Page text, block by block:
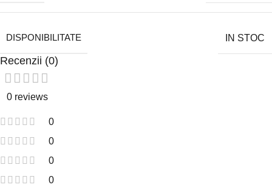
DISPONIBILITATE IN STOC
Recenzii (0)
0 reviews
0
0
0
0